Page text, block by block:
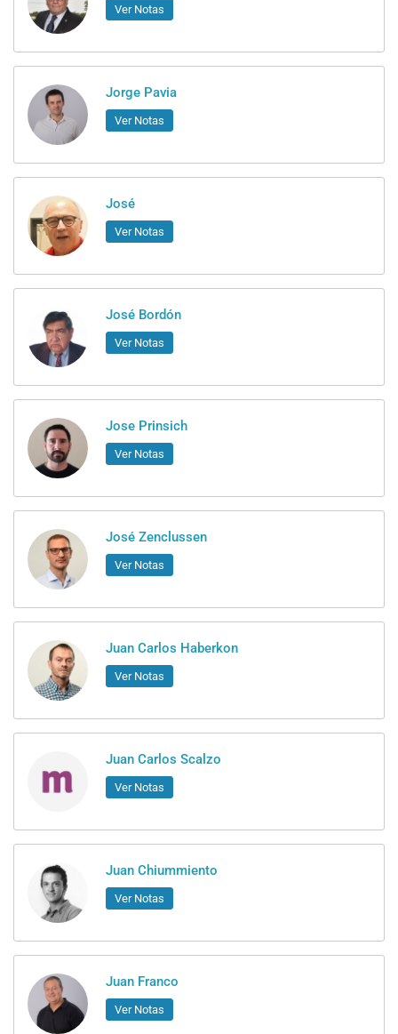
Ver Notas
Jorge Pavia
Ver Notas
José
Ver Notas
José Bordón
Ver Notas
Jose Prinsich
Ver Notas
José Zenclussen
Ver Notas
Juan Carlos Haberkon
Ver Notas
Juan Carlos Scalzo
Ver Notas
Juan Chiummiento
Ver Notas
Juan Franco
Ver Notas